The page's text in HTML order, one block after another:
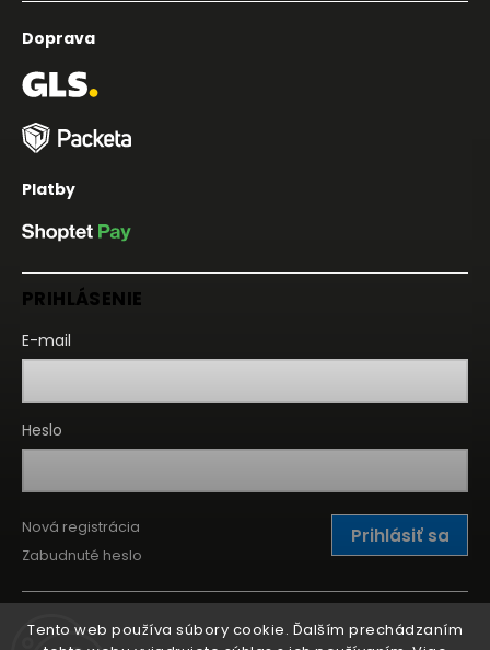
Tento web používa súbory cookie. Ďalším prechádzaním
Doprava
Platby
PRIHLÁSENIE
E-mail
Heslo
Prihlásiť sa
Nová registrácia
Zabudnuté heslo